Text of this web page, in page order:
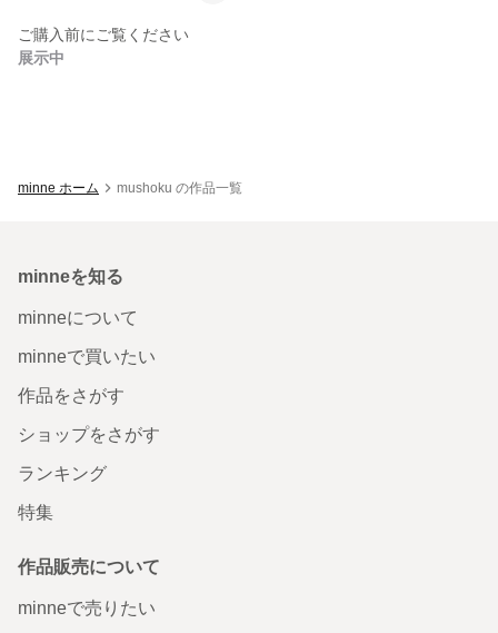
ご購入前にご覧ください
展示中
minne ホーム mushoku の作品一覧
minneを知る
minneについて
minneで買いたい
作品をさがす
ショップをさがす
ランキング
特集
作品販売について
minneで売りたい